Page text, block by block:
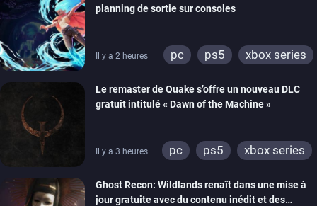
planning de sortie sur consoles
Il y a 2 heures pc ps5 xbox series
Le remaster de Quake s’offre un nouveau DLC
gratuit intitulé « Dawn of the Machine »
Il y a 3 heures pc ps5
xbox series
xbox one
nintendo 64
Ghost Recon: Wildlands renaît dans une mise à
jour gratuite avec du contenu inédit et des